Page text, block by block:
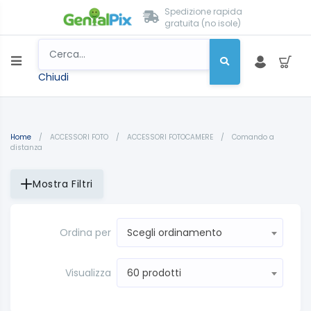
Spedizione rapida
gratuita (no isole)
Chiudi
Home / ACCESSORI FOTO / ACCESSORI FOTOCAMERE /
Comando a
distanza
Mostra Filtri
Ordina per Scegli ordinamento
Visualizza 60 prodotti